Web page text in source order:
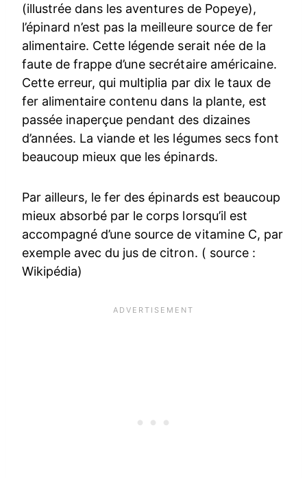
(illustrée dans les aventures de Popeye),
l’épinard n’est pas la meilleure source de fer
alimentaire. Cette légende serait née de la
faute de frappe d’une secrétaire américaine.
Cette erreur, qui multiplia par dix le taux de
fer alimentaire contenu dans la plante, est
passée inaperçue pendant des dizaines
d’années. La viande et les légumes secs font
beaucoup mieux que les épinards.
Par ailleurs, le fer des épinards est beaucoup
mieux absorbé par le corps lorsqu’il est
accompagné d’une source de vitamine C, par
exemple avec du jus de citron. ( source :
Wikipédia)